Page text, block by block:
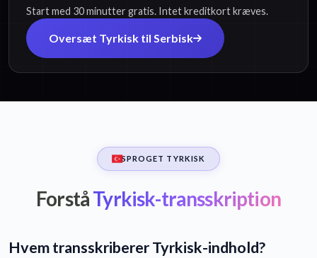
Start med 30 minutter gratis. Intet kreditkort kræves.
Oversæt Tyrkisk til Serbisk
SPROGET TYRKISK
ForståTyrkisk-transskription
Hvem transskriberer Tyrkisk-indhold?